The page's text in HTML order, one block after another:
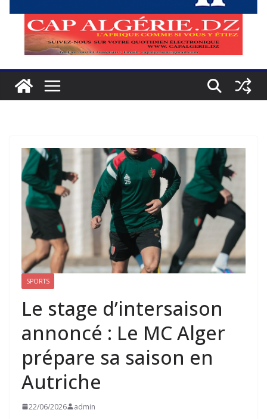
SPORTS
Le stage d’intersaison
annoncé : Le MC Alger
prépare sa saison en
Autriche
22/06/2026 admin